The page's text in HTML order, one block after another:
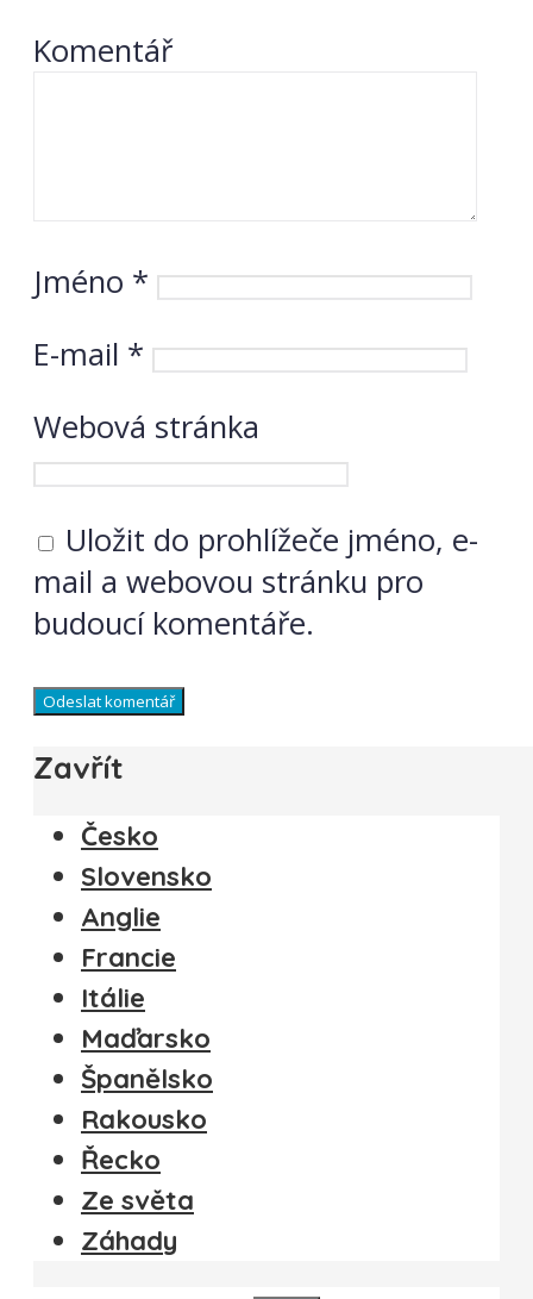
Komentář
Jméno *
E-mail *
Webová stránka
Uložit do prohlížeče jméno, e-
mail a webovou stránku pro
budoucí komentáře.
Zavřít
Česko
Slovensko
Anglie
Francie
Itálie
Maďarsko
Španělsko
Rakousko
Řecko
Ze světa
Záhady